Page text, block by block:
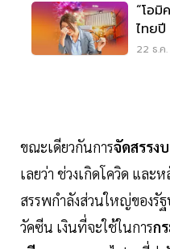
“โอ
ไทย
22 ธ.ค
ขณะเดียวกันการจัดสรรง
เลยว่า ช่วงเกิดโควิด และ
สรรพกำลังส่วนใหญ่ของรั
วัคซีน เงินที่จะใช้ในการก